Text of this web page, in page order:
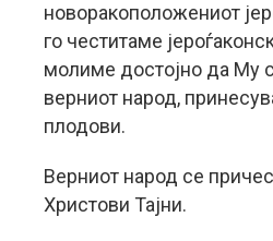
новоракоположениот
го честитаме
молиме достојно да Му
верниот народ,
плодови.
Верниот народ се
Христови Тајни.